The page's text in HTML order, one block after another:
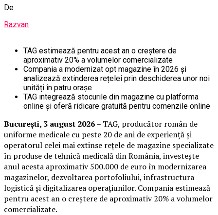
De
Razvan
TAG estimează pentru acest an o creștere de
aproximativ 20% a volumelor comercializate
Compania a modernizat opt magazine în 2026 și
analizează extinderea rețelei prin deschiderea unor noi
unități în patru orașe
TAG integrează stocurile din magazine cu platforma
online și oferă ridicare gratuită pentru comenzile online
București, 3 august 2026– TAG, producător român de
uniforme medicale cu peste 20 de ani de experiență și
operatorul celei mai extinse rețele de magazine specializate
în produse de tehnică medicală din România, investește
anul acesta aproximativ 500.000 de euro în modernizarea
magazinelor, dezvoltarea portofoliului, infrastructura
logistică și digitalizarea operațiunilor. Compania estimează
pentru acest an o creștere de aproximativ 20% a volumelor
comercializate.